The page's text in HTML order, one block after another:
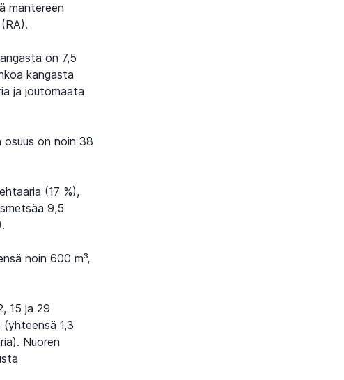
mantereen
on 7,5
kangasta
ja joutomaata
osuus on noin 38
(17 %),
9,5
noin 600 m³,
15 ja 29
1,3
Nuoren